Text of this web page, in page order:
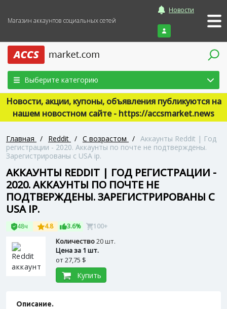
Магазин аккаунтов социальных сетей
Новости
Войти
Выберите категорию
Новости, акции, купоны, объявления публикуются на
нашем новостном сайте - https://accsmarket.news
Главная / Reddit / С возрастом / Аккаунты Reddit | Год
регистрации - 2020. Аккаунты по почте не подтверждены.
Зарегистрированы с USA ip.
АККАУНТЫ REDDIT | ГОД РЕГИСТРАЦИИ -
2020. АККАУНТЫ ПО ПОЧТЕ НЕ
ПОДТВЕРЖДЕНЫ. ЗАРЕГИСТРИРОВАНЫ С
USA IP.
48ч 4.8 3.6% 100+
Количество20 шт.
Цена за 1 шт.
от27,75 $
Купить
Описание.